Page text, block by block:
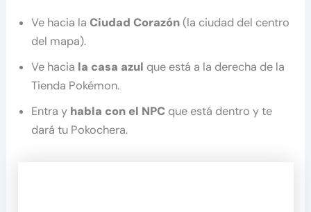
Ve hacia laCiudad Corazón(la ciudad del centro
del mapa).
Ve hacia la casa azul que está a la derecha de la
Tienda Pokémon.
Entra y habla con el NPC que está dentro y te
dará tu Pokochera.